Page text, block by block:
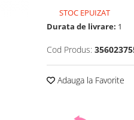
STOC EPUIZAT
Durata de livrare: 1
Cod Produs:
Adauga la Favorite